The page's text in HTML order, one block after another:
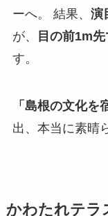
ーへ。 結果、 演
が、
目の前1m
す。
「島根の文化を
出、本当に素晴
かわたれテラ